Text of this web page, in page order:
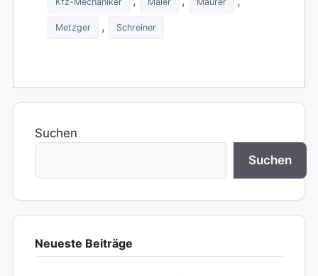
Metzger , Schreiner
Suchen
Suchen
Neueste Beiträge